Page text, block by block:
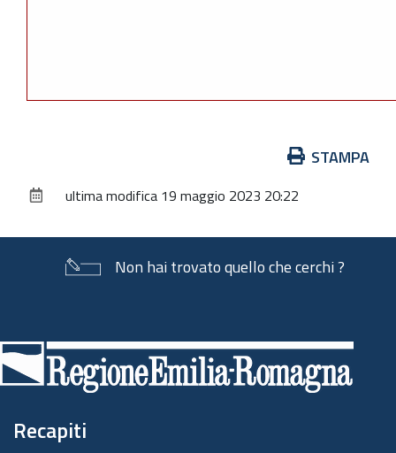
documento
STAMPA
ultima modifica 19 maggio 2023 20:22
Non hai trovato quello che cerchi ?
di
pagina
Recapiti